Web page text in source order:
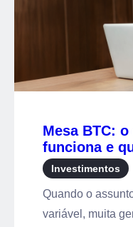
Mesa BTC:
funciona e
mercado
Investimentos
Quando o
variável, muita